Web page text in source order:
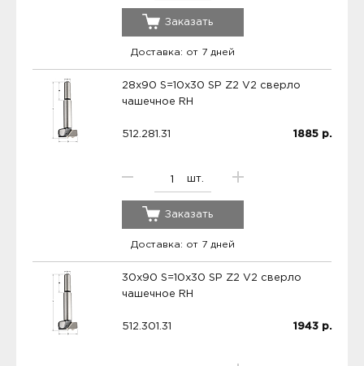
Заказать
Доставка: от 7 дней
28x90 S=10x30 SP Z2 V2 сверло
чашечное RH
512.281.31
шт.
1885 р.
Заказать
Доставка: от 7 дней
30x90 S=10x30 SP Z2 V2 сверло
чашечное RH
512.301.31 1943 р.